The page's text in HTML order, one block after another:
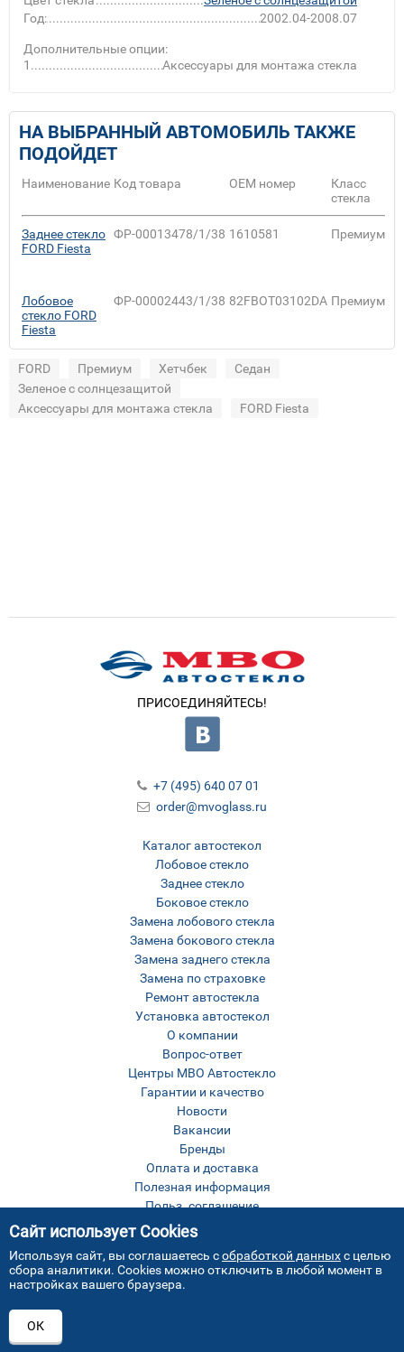
Год:
2002.04-2008.07
Дополнительные опции:
1
Аксессуары для монтажа стекла
НА ВЫБРАННЫЙ АВТОМОБИЛЬ ТАКЖЕ
ПОДОЙДЕТ
Наименование Код товара ОЕМ номер
Класс
стекла
Заднее стекло
FORD Fiesta
ФР-00013478/1/38 1610581 Премиум
Лобовое
стекло FORD
Fiesta
ФР-00002443/1/38 82FBOT03102DA Премиум
FORD Премиум Хетчбек
Седан
Зеленое с солнцезащитой
Аксессуары для монтажа стекла
FORD Fiesta
ПРИСОЕДИНЯЙТЕСЬ!
Каталог автостекол
Лобовое стекло
Заднее стекло
Боковое стекло
Замена лобового стекла
Замена бокового стекла
Замена заднего стекла
Замена по страховке
Ремонт автостекла
Установка автостекол
О компании
Вопрос-ответ
Центры МВО Автостекло
Гарантии и качество
Новости
Вакансии
Бренды
Оплата и доставка
Полезная информация
Польз. соглашение
Оставить отзыв
Карта сайта
+7 (495) 640 07 01
order@mvoglass.ru
Все права защищены © МВО Автостекло Москва
Сайт использует Cookies
Используя сайт, вы соглашаетесь собработкой данныхс целью
сбора аналитики. Cookies можно отключить в любой момент в
настройках вашего браузера.
ОК